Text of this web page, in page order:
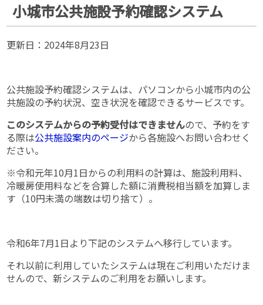
小城市公共施設予約確認システム
更新日： 2024年8月23日
公共施設予約確認システムは、パソコンから小城市内の公
共施設の予約状況、空き状況を確認できるサービスです。
このシステムからの予約受付はできませんので、予約をす
る際は公共施設案内のページから各施設へお問い合わせく
ださい。
※令和元年10月1日からの利用料の計算は、施設利用料、
冷暖房使用料などを合算した額に消費税相当額を加算しま
す（10円未満の端数は切り捨て）。
令和6年7月1日より下記のシステムへ移行しています。
それ以前に利用していたシステムは現在ご利用いただけま
せんので、新システムのご利用をお願いします。